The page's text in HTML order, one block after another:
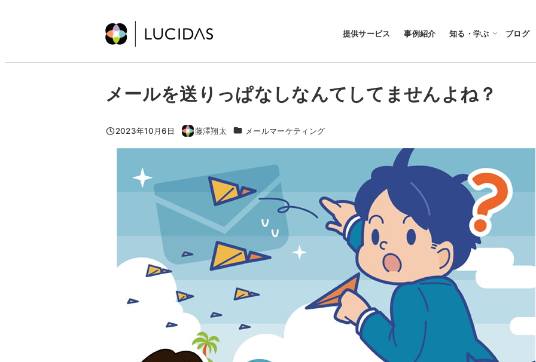
コ
提供サービス 事例紹介 知る・学ぶ ブログ
メールを送りっぱなしなんてしてませんよね？
投稿日
2023年10月6日
著
者
藤澤翔太 カテゴリー
メールマーケティング